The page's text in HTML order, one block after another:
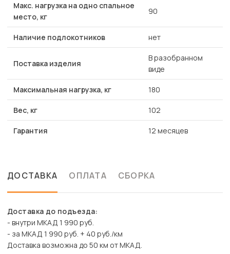
Макс. нагрузка на одно спальное
место, кг
90
Наличие подлокотников нет
Поставка изделия
В разобранном
виде
Максимальная нагрузка, кг 180
Вес, кг 102
Гарантия 12 месяцев
ДОСТАВКА ОПЛАТА СБОРКА
Доставка до подъезда:
- внутри МКАД 1 990 руб.
- за МКАД 1 990 руб. + 40 руб./км
Доставка возможна до 50 км от МКАД.